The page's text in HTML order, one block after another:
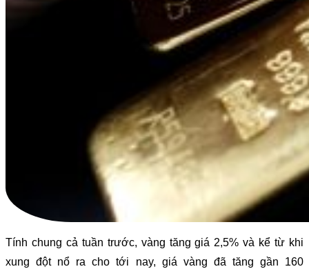
Tính chung cả tuần trước, vàng tăng giá 2,5% và kể từ khi
xung đột nổ ra cho tới nay, giá vàng đã tăng gần 160